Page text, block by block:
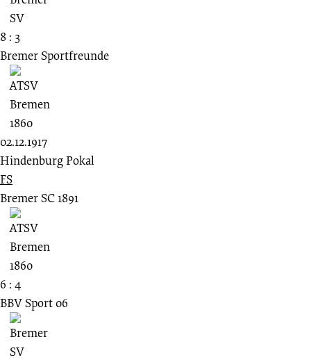
8 : 3
Bremer Sportfreunde
02.12.1917
Hindenburg Pokal
FS
Bremer SC 1891
6 : 4
BBV Sport 06